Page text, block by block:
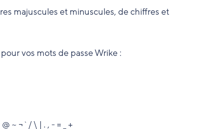
majuscules et minuscules, de chiffres et
vos mots de passe Wrike :
~ ¬ ` / \ | . , - = _ +